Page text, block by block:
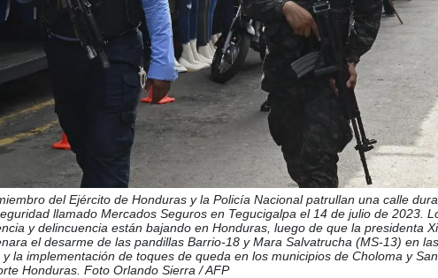
del Ejército de Honduras y la Policía Nacional patrullan una calle
llamado Mercados Seguros en Tegucigalpa el 14 de julio de 2023.
y delincuencia están bajando en Honduras, luego de que la presidenta
el desarme de las pandillas Barrio-18 y Mara Salvatrucha (MS-13) en
y la implementación de toques de queda en los municipios de Choloma y
Honduras. Foto Orlando Sierra / AFP